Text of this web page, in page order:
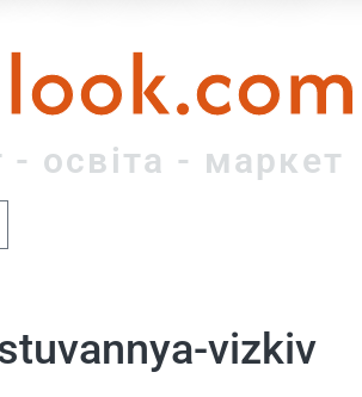
- освіта - маркет
vizkiv